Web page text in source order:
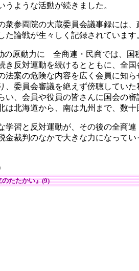
うような活動が続きました。
衆参両院の大蔵委員会議事録には
た論戦が生々しく記録されています
原動力に 全商連・民商では、国
き反対運動を続けるとともに、全
法案の危険な内容を広く会員に知
、委員会審議を絶えず傍聴してい
い、会員や役員の皆さんに国会の
は北海道から、南は九州まで、数
習と反対運動が、その後の全商
金裁判のなかで大きな力になって
たたかい』(9)